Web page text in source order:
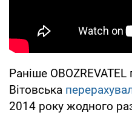
Раніше
Вітовська
2014 року жодного